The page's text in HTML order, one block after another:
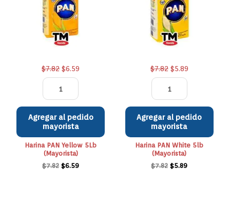
$7.82
$7.82.
$6.59
(Mayorista)
cantidad
Agregar al pedido
mayorista
Harina PAN Yellow 5Lb
(Mayorista)
$7.82 $6.59
$7.82
$7.82.
$5.89
(Mayorista)
cantidad
Agregar al pedido
mayorista
Harina PAN White 5lb
(Mayorista)
$7.82 $5.89